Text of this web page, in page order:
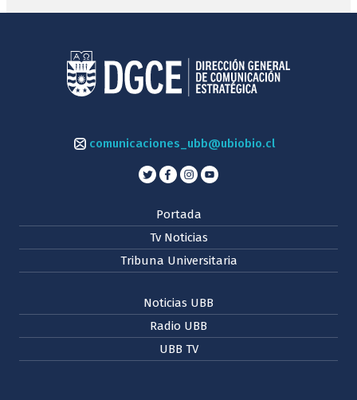
comunicaciones_ubb@ubiobio.cl
Portada
Tv Noticias
Tribuna Universitaria
Noticias UBB
Radio UBB
UBB TV